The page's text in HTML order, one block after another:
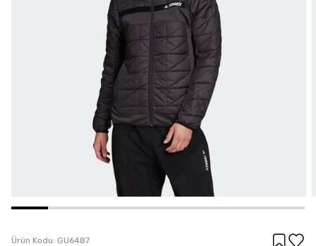
Ürün Kodu: GU6487